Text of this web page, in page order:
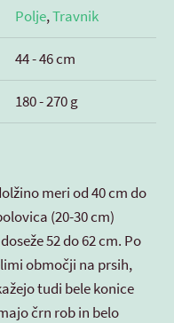
Polje,Travnik
44 - 46 cm
180 - 270 g
meri od 40 cm do
(20-30 cm)
52 do 62 cm. Po
območji na prsih,
tudi bele konice
črn rob in belo